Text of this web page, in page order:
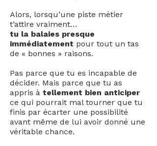
Alors, lorsqu’une piste métier
t’attire vraiment…
tu la balaies presque
immédiatement pour tout un tas
de « bonnes » raisons.
Pas parce que tu es incapable de
décider. Mais parce que tu as
appris à tellement bien anticiper
ce qui pourrait mal tourner que tu
finis par écarter une possibilité
avant même de lui avoir donné une
véritable chance.